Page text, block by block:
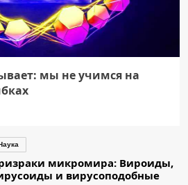
мы не учимся на
микромира: Вироиды,
и вирусоподобные